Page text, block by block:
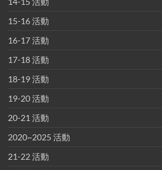
15-16 活動
16-17 活動
17-18 活動
18-19 活動
19-20 活動
20-21 活動
2020~2025 活動
21-22 活動